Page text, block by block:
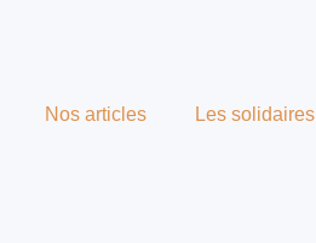
Nos articles Les solidaires